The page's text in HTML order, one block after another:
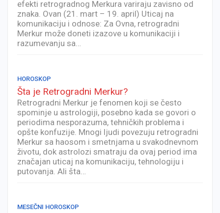
efekti retrogradnog Merkura variraju zavisno od
znaka. Ovan (21. mart – 19. april) Uticaj na
komunikaciju i odnose: Za Ovna, retrogradni
Merkur može doneti izazove u komunikaciji i
razumevanju sa…
HOROSKOP
Šta je Retrogradni Merkur?
Retrogradni Merkur je fenomen koji se često
spominje u astrologiji, posebno kada se govori o
periodima nesporazuma, tehničkih problema i
opšte konfuzije. Mnogi ljudi povezuju retrogradni
Merkur sa haosom i smetnjama u svakodnevnom
životu, dok astrolozi smatraju da ovaj period ima
značajan uticaj na komunikaciju, tehnologiju i
putovanja. Ali šta…
MESEČNI HOROSKOP